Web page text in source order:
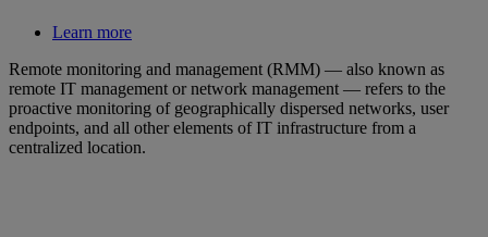
Learn more
Remote monitoring and management (RMM) — also known as
remote IT management or network management — refers to the
proactive monitoring of geographically dispersed networks, user
endpoints, and all other elements of IT infrastructure from a
centralized location.